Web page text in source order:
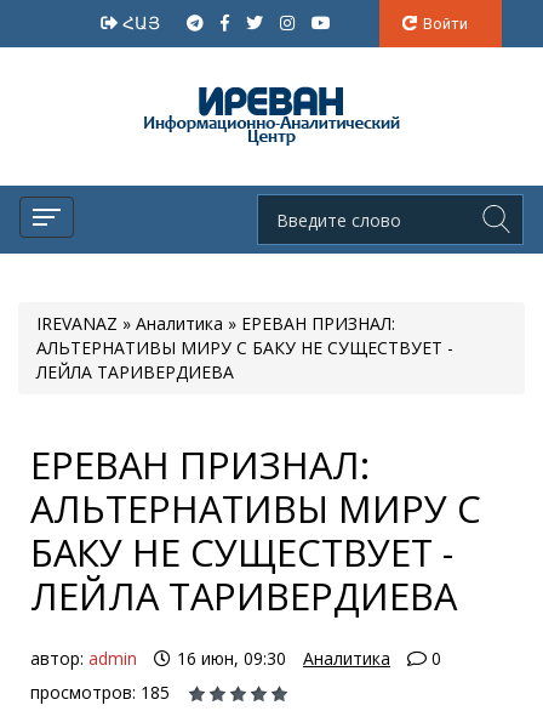
ՀԱՅ Войти
IREVANAZ » Аналитика » ЕРЕВАН ПРИЗНАЛ:
АЛЬТЕРНАТИВЫ МИРУ С БАКУ НЕ СУЩЕСТВУЕТ -
ЛЕЙЛА ТАРИВЕРДИЕВА
ЕРЕВАН ПРИЗНАЛ:
АЛЬТЕРНАТИВЫ МИРУ С
БАКУ НЕ СУЩЕСТВУЕТ -
ЛЕЙЛА ТАРИВЕРДИЕВА
автор: admin 16 июн, 09:30 Аналитика
0
просмотров: 185